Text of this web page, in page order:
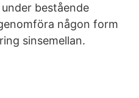
bestående
någon form
sinsemellan.